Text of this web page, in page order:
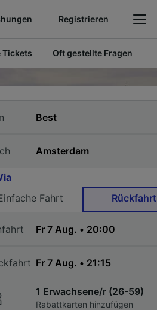
Registrieren
Tickets Oft gestellte Fragen
Fahrt
Rückfahrt
1 Erwachsene/r (26-59)
Rabattkarten hinzufügen